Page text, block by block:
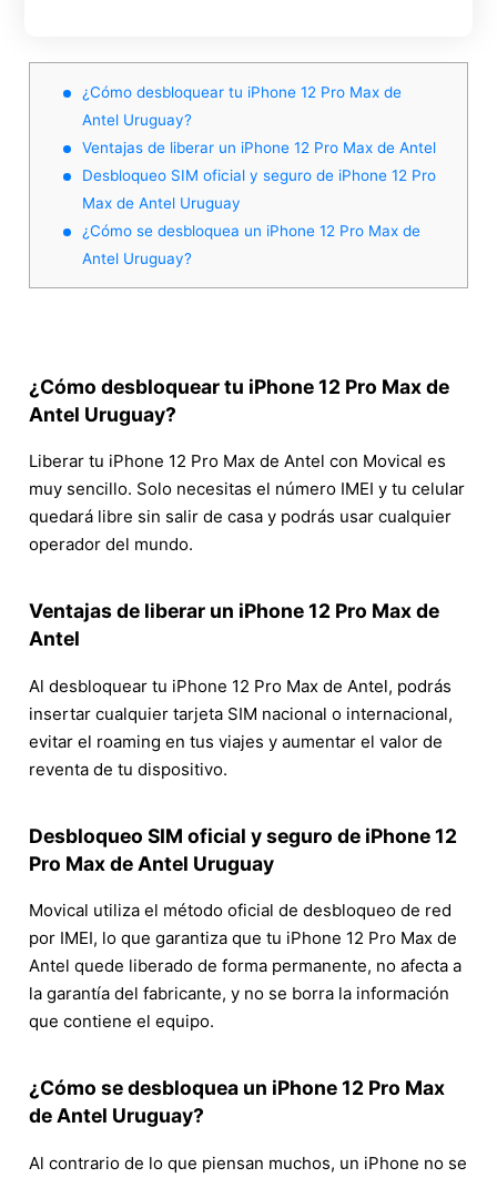
¿Cómo desbloquear tu iPhone 12 Pro Max de
Antel Uruguay?
Ventajas de liberar un iPhone 12 Pro Max de Antel
Desbloqueo SIM oficial y seguro de iPhone 12 Pro
Max de Antel Uruguay
¿Cómo se desbloquea un iPhone 12 Pro Max de
Antel Uruguay?
¿Cómo desbloquear tu iPhone 12 Pro Max de
Antel Uruguay?
Liberar tu iPhone 12 Pro Max de Antel con Movical es
muy sencillo. Solo necesitas el número IMEI y tu celular
quedará libre sin salir de casa y podrás usar cualquier
operador del mundo.
Ventajas de liberar un iPhone 12 Pro Max de
Antel
Al desbloquear tu iPhone 12 Pro Max de Antel, podrás
insertar cualquier tarjeta SIM nacional o internacional,
evitar el roaming en tus viajes y aumentar el valor de
reventa de tu dispositivo.
Desbloqueo SIM oficial y seguro de iPhone 12
Pro Max de Antel Uruguay
Movical utiliza el método oficial de desbloqueo de red
por IMEI, lo que garantiza que tu iPhone 12 Pro Max de
Antel quede liberado de forma permanente, no afecta a
la garantía del fabricante, y no se borra la información
que contiene el equipo.
¿Cómo se desbloquea un iPhone 12 Pro Max
de Antel Uruguay?
Al contrario de lo que piensan muchos, un iPhone no se